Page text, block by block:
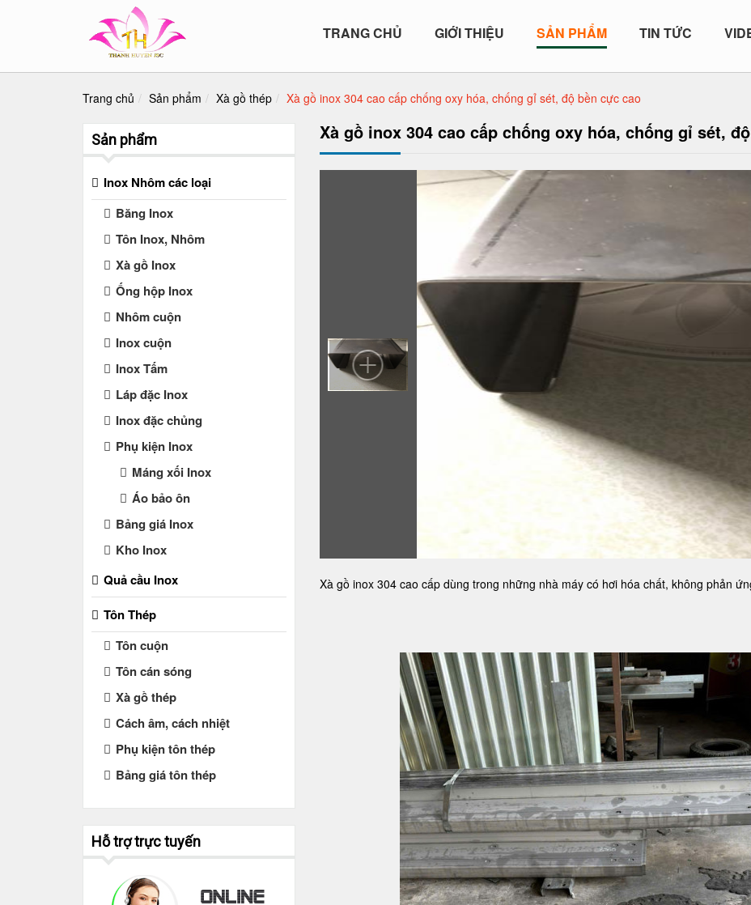
TRANG CHỦ GIỚI THIỆU SẢN PHẨM TIN TỨC
Trang chủ Sản phẩm Xà gồ thép Xà gồ inox 304 cao cấp chống oxy hóa, chống gỉ sét, độ bền cực cao
Xà gồ inox 304 cao cấp chống oxy hóa, chống gỉ sét,
Xà gồ inox 304 cao cấp dùng trong những nhà máy có hơi hóa chất, không phản
Sản phẩm
Inox Nhôm các loại
Băng Inox
Tôn Inox, Nhôm
Xà gồ Inox
Ống hộp Inox
Nhôm cuộn
Inox cuộn
Inox Tấm
Láp đặc Inox
Inox đặc chủng
Phụ kiện Inox
Máng xối Inox
Áo bảo ôn
Bảng giá Inox
Kho Inox
Quả cầu Inox
Tôn Thép
Tôn cuộn
Tôn cán sóng
Xà gồ thép
Cách âm, cách nhiệt
Phụ kiện tôn thép
Bảng giá tôn thép
Hỗ trợ trực tuyến